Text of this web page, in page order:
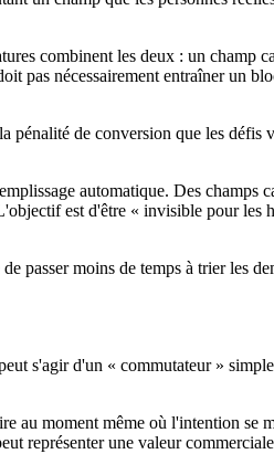
combinent les deux : un champ
pas nécessairement entraîner un
pénalité de conversion que les
automatique. Des champs
est d'être « invisible pour
moins de temps à trier les
s'agir d'un « commutateur »
au moment même où l'intention se
représenter une valeur